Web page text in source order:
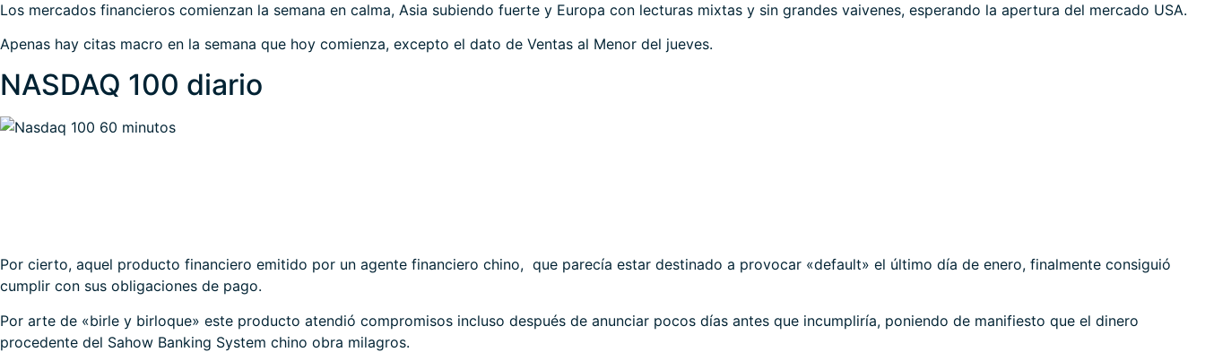
Los mercados financieros comienzan la semana en calma, Asia subiendo fuerte y Europa con lecturas mixtas y sin grandes vaivenes, esperando la apertura del mercado USA.
Apenas hay citas macro en la semana que hoy comienza, excepto el dato de Ventas al Menor del jueves.
NASDAQ 100 diario
Por cierto, aquel producto financiero emitido por un agente financiero chino, que parecía estar destinado a provocar «default» el último día de enero, finalmente consiguió
cumplir con sus obligaciones de pago.
Por arte de «birle y birloque» este producto atendió compromisos incluso después de anunciar pocos días antes que incumpliría, poniendo de manifiesto que el dinero
procedente del Sahow Banking System chino obra milagros.